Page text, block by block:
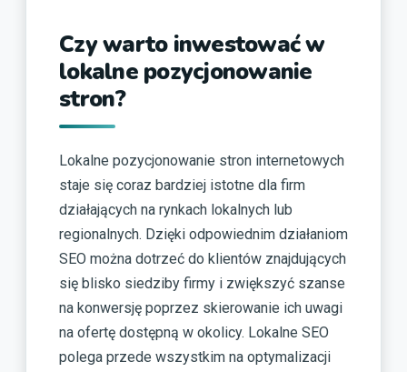
Czy warto inwestować w
lokalne pozycjonowanie
stron?
Lokalne pozycjonowanie stron internetowych
staje się coraz bardziej istotne dla firm
działających na rynkach lokalnych lub
regionalnych. Dzięki odpowiednim działaniom
SEO można dotrzeć do klientów znajdujących
się blisko siedziby firmy i zwiększyć szanse
na konwersję poprzez skierowanie ich uwagi
na ofertę dostępną w okolicy. Lokalne SEO
polega przede wszystkim na optymalizacji